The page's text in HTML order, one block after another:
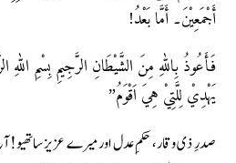
أَجْمَعِيْنَ۔ أَمَّا بَعْدُ!
فَأَعُوذُ بِاللّٰهِ مِنَ الشَّيْطَانِ الرَّجِيمِ بِسْمِ اللّٰهِ
يَهْدِيْ لِلَّتِيْ هِيَ اَقْوَمُ”
صدرِ ذی وقار، حکمِ عدل اور میرے عزیز ساتھیو!